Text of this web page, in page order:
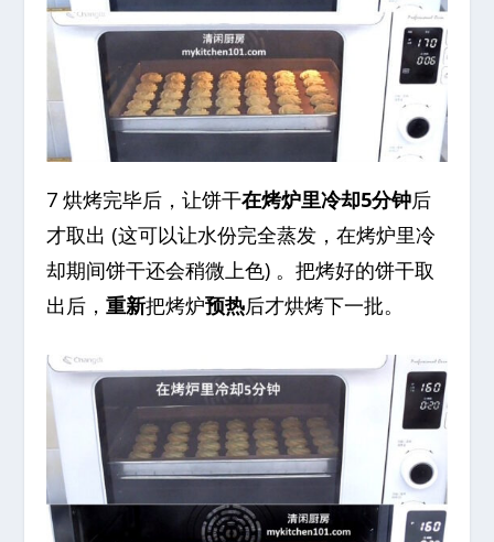
7 烘烤完毕后，让饼干在烤炉里冷却5分钟后
才取出 (这可以让水份完全蒸发，在烤炉里冷
却期间饼干还会稍微上色) 。把烤好的饼干取
出后，重新把烤炉预热后才烘烤下一批。